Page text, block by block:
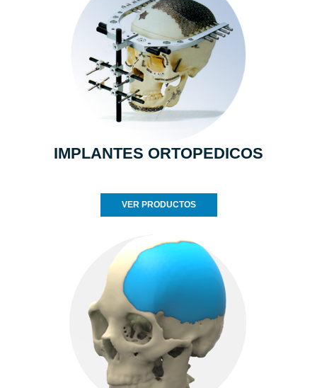
IMPLANTES ORTOPEDICOS
VER PRODUCTOS